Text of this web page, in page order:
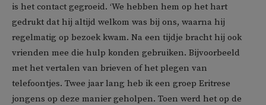
is het contact gegroeid. ‘We hebben hem op het hart
gedrukt dat hij altijd welkom was bij ons, waarna hij
regelmatig op bezoek kwam. Na een tijdje bracht hij ook
vrienden mee die hulp konden gebruiken. Bijvoorbeeld
met het vertalen van brieven of het plegen van
telefoontjes. Twee jaar lang heb ik een groep Eritrese
jongens op deze manier geholpen. Toen werd het op de